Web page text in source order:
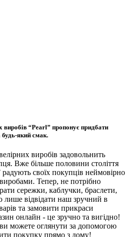
виробів “Pearl” пропонує придбати
будь-який смак.
виробів задовольнить
Вже більше половини століття
своїх покупців неймовірно
Тепер, не потрібно
сережки, каблучки, браслети,
лише відвідати наш зручний в
та замовити прикраси
онлайн - це зручно та вигідно!
можете оглянути за допомогою
покупку прямо з дому!